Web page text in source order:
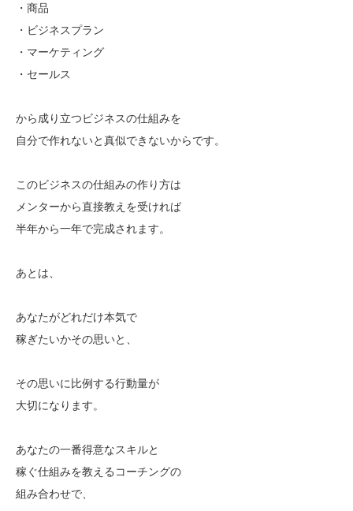
・商品
・ビジネスプラン
・マーケティング
・セールス
から成り立つビジネスの仕組みを
自分で作れないと真似できないからです。
このビジネスの仕組みの作り方は
メンターから直接教えを受ければ
半年から一年で完成されます。
あとは、
あなたがどれだけ本気で
稼ぎたいかその思いと、
その思いに比例する行動量が
大切になります。
あなたの一番得意なスキルと
稼ぐ仕組みを教えるコーチングの
組み合わせで、